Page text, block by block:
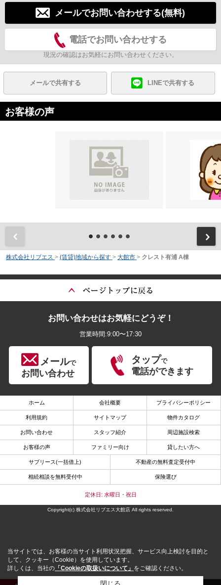
メールでお問い合わせする(無料)
電話でお問い合わせする
現況の確認はお気軽にお問い合わせください。
メールで共有する LINEで共有する
お客様の声
株式会社リブエス > (賃貸)地域から探す > 大館市 > クレスト有浦 A棟
お問い合わせはお気軽にどうぞ！
営業時間:9:00〜17:30
メールで
お問い合わせ
タップで
電話ができます
ホーム 会社概要 プライバシーポリシー
利用規約 サイトマップ 物件カタログ
お問い合わせ スタッフ紹介 周辺施設検索
お客様の声 ファミリー向け 貸したい方へ
サブリース(一括借上) 不動産の無料査定受付中
相続相談を無料受付中 保険選び
定休日: 水曜日・祝日
Copyright(c) 株式会社リブエス大館店 All rights reserved.
当サイトでは、お客様の当サイト利用状況把握、サービス向上検討を目的と
して、クッキー（Cookie）を使用しています。
詳しくは、当社の 「Cookieの取扱いについて」 をご確認ください。